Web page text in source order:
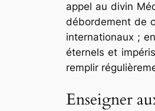
appel au divin
débordement de
internationaux ;
éternels et
remplir
Enseigner